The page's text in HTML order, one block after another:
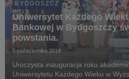
BYDGOSZCZ
Uniwersytet Każdego
Bankowej w Bydgoszczy
powstania.
5 października 2018
Uroczysta inauguracja roku
Uniwersytetu Każdego Wieku w